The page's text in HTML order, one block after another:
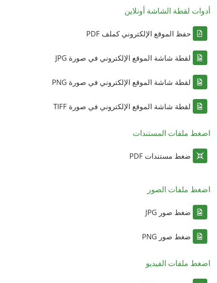
أدوات لقطة الشاشة أونلاين
حفظ الموقع الإلكتروني كملف PDF
لقطة شاشة الموقع الإلكتروني في صورة JPG
لقطة شاشة الموقع الإلكتروني في صورة PNG
لقطة شاشة الموقع الإلكتروني في صورة TIFF
اضغط ملفات المستندات
ضغط مستندات PDF
اضغط ملفات الصور
ضغط صور JPG
ضغط صور PNG
اضغط ملفات الفيديو